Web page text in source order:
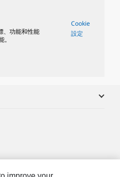
、功能和性能
Cookie
設定